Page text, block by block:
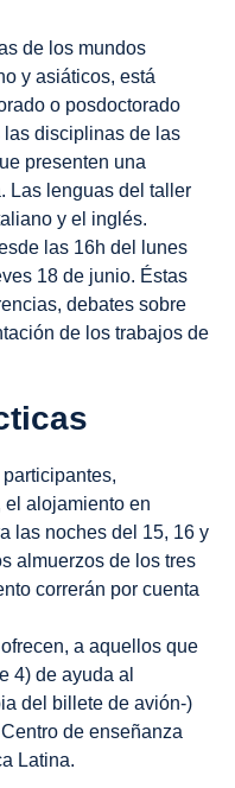
de los mundos
y asiáticos, está
o posdoctorado
las disciplinas de las
presenten una
Las lenguas del taller
y el inglés.
las 16h del lunes
18 de junio. Éstas
debates sobre
de los trabajos de
el alojamiento en
las noches del 15, 16 y
almuerzos de los tres
correrán por cuenta
a aquellos que
4) de ayuda al
del billete de avión-)
de enseñanza
Latina.